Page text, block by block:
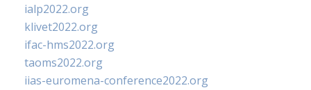
ialp2022.org
klivet2022.org
ifac-hms2022.org
taoms2022.org
iias-euromena-conference2022.org